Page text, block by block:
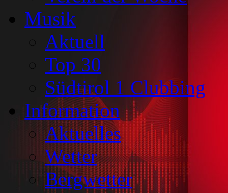
Musik
Aktuell
Top 30
Südtirol 1 Clubbing
Information
Aktuelles
Wetter
Bergwetter